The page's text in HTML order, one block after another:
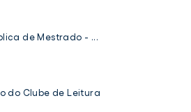
de Mestrado - ...
do Clube de Leitura